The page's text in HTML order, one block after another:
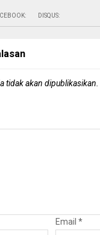
DISQUS:
tidak akan dipublikasikan.
Email *